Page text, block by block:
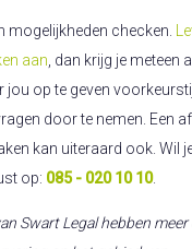
mogelijkheden checken.
aan , dan krijg je meteen
jou op te geven
door te nemen. Een
kan uiteraard ook. Wil
op: 085 - 020 10 10.
Swart Legal hebben meer